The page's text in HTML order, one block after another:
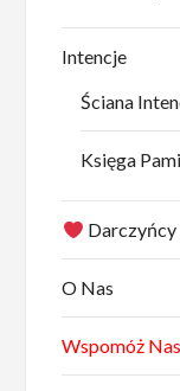
Intencje
Ściana
Księga
Darczyńcy
O Nas
Wspomóż Nas